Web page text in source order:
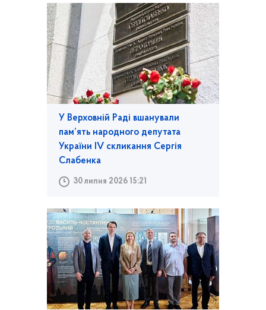
У Верховній Раді вшанували
пам’ять народного депутата
України IV скликання Сергія
Слабенка
30 липня 2026 15:21